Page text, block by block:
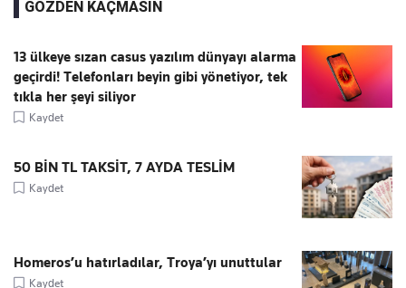
GÖZDEN KAÇMASIN
13 ülkeye sızan casus yazılım dünyayı alarma
geçirdi! Telefonları beyin gibi yönetiyor, tek
tıkla her şeyi siliyor
Kaydet
50 BİN TL TAKSİT, 7 AYDA TESLİM
Kaydet
Homeros’u hatırladılar, Troya’yı unuttular
Kaydet